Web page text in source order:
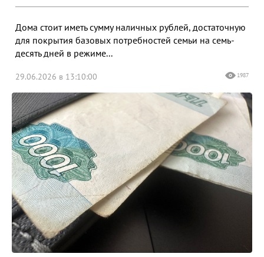
Дома стоит иметь сумму наличных рублей, достаточную
для покрытия базовых потребностей семьи на семь-
десять дней в режиме...
29.06.2026 в 13:10:00 1987